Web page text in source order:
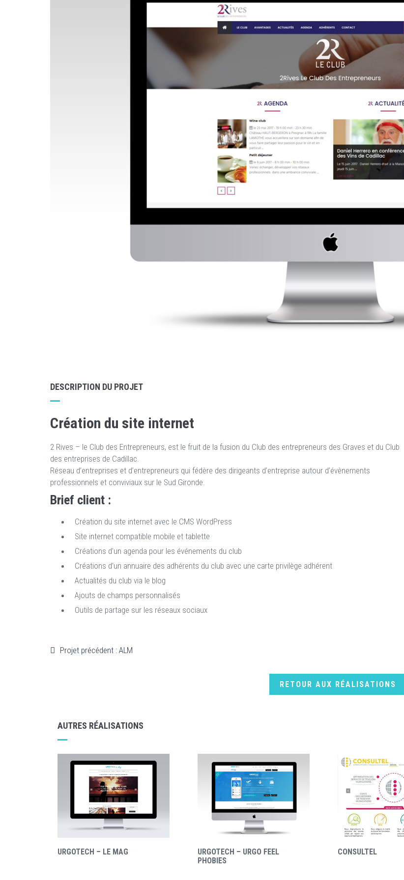
DESCRIPTION DU PROJET
Création du site internet
2 Rives – le Club des Entrepreneurs, est le fruit de la fusion du Club des entrepreneurs des Graves et du Club
des entreprises de Cadillac.
Réseau d’entreprises et d’entrepreneurs qui fédère des dirigeants d’entreprise autour d’évènements
professionnels et conviviaux sur le Sud Gironde.
Brief client :
Création du site internet avec le CMS WordPress
Site internet compatible mobile et tablette
Créations d’un agenda pour les événements du club
Créations d’un annuaire des adhérents du club avec une carte privilège adhérent
Actualités du club via le blog
Ajouts de champs personnalisés
Outils de partage sur les réseaux sociaux
Projet précédent : ALM
RETOUR AUX RÉALISATIONS
AUTRES RÉALISATIONS
URGOTECH – LE MAG
URGOTECH – URGO FEEL
PHOBIES
CONSULTEL